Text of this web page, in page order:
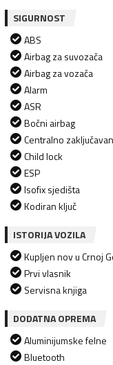
SIGURNOST
ABS
Airbag za suvozača
Airbag za vozača
Alarm
ASR
Bočni airbag
Centralno
Child lock
ESP
Isofix sjedišta
Kodiran ključ
ISTORIJA VOZILA
Kupljen nov u Crnoj
Prvi vlasnik
Servisna knjiga
DODATNA OPREMA
Aluminijumske felne
Bluetooth